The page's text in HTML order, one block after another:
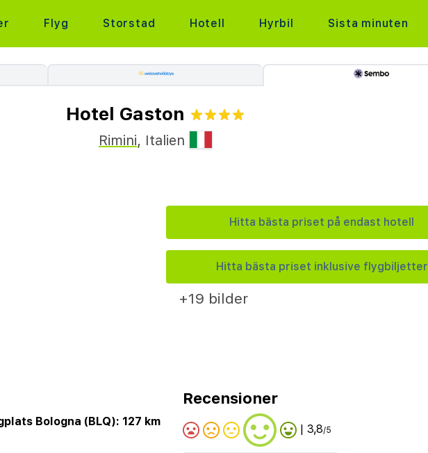
Flyg Storstad Hotell Hyrbil Sista minuten
Hotel Gaston
Rimini, Italien
Hitta bästa priset på endast hotell
Hitta bästa priset inklusive flygbiljetter
+19 bilder
Bologna (BLQ): 127 km
Recensioner
| 3,8/5